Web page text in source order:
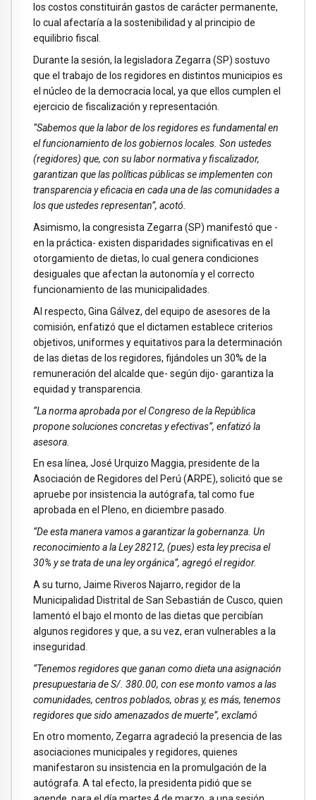
los costos constituirán gastos de carácter permanente,
lo cual afectaría a la sostenibilidad y al principio de
equilibrio fiscal.
Durante la sesión, la legisladora Zegarra (SP) sostuvo
que el trabajo de los regidores en distintos municipios es
el núcleo de la democracia local, ya que ellos cumplen el
ejercicio de fiscalización y representación.
“Sabemos que la labor de los regidores es fundamental en
el funcionamiento de los gobiernos locales. Son ustedes
(regidores) que, con su labor normativa y fiscalizador,
garantizan que las políticas públicas se implementen con
transparencia y eficacia en cada una de las comunidades a
los que ustedes representan”, acotó.
Asimismo, la congresista Zegarra (SP) manifestó que -
en la práctica- existen disparidades significativas en el
otorgamiento de dietas, lo cual genera condiciones
desiguales que afectan la autonomía y el correcto
funcionamiento de las municipalidades.
Al respecto, Gina Gálvez, del equipo de asesores de la
comisión, enfatizó que el dictamen establece criterios
objetivos, uniformes y equitativos para la determinación
de las dietas de los regidores, fijándoles un 30% de la
remuneración del alcalde que- según dijo- garantiza la
equidad y transparencia.
“La norma aprobada por el Congreso de la República
propone soluciones concretas y efectivas”, enfatizó la
asesora.
En esa línea, José Urquizo Maggia, presidente de la
Asociación de Regidores del Perú (ARPE), solicitó que se
apruebe por insistencia la autógrafa, tal como fue
aprobada en el Pleno, en diciembre pasado.
“De esta manera vamos a garantizar la gobernanza. Un
reconocimiento a la Ley 28212, (pues) esta ley precisa el
30% y se trata de una ley orgánica”, agregó el regidor.
A su turno, Jaime Riveros Najarro, regidor de la
Municipalidad Distrital de San Sebastián de Cusco, quien
lamentó el bajo el monto de las dietas que percibían
algunos regidores y que, a su vez, eran vulnerables a la
inseguridad.
“Tenemos regidores que ganan como dieta una asignación
presupuestaria de S/. 380.00, con ese monto vamos a las
comunidades, centros poblados, obras y, es más, tenemos
regidores que sido amenazados de muerte”, exclamó
En otro momento, Zegarra agradeció la presencia de las
asociaciones municipales y regidores, quienes
manifestaron su insistencia en la promulgación de la
autógrafa. A tal efecto, la presidenta pidió que se